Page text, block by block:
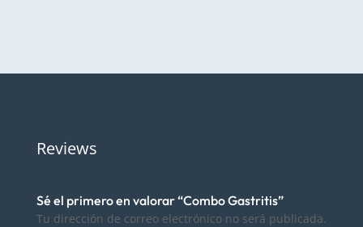
Reviews
Sé el primero en valorar “Combo Gastritis”
Tu dirección de correo electrónico no será publicada.